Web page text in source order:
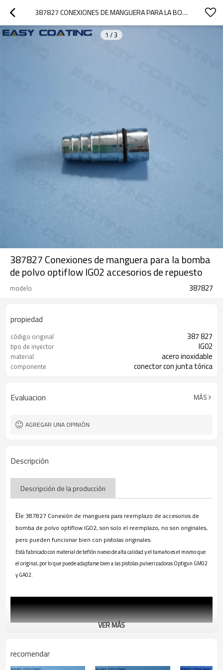
387827 CONEXIONES DE MANGUERA PARA LA BOMBA DE POLVO OPTIFLOW IG02 ACCESORIOS DE REPUESTO
1 /3
387827 Conexiones de manguera para la bomba
de polvo optiflow IG02 accesorios de repuesto
modelo 387827
propiedad
código original 387 827
tipo de inyector IG02
material acero inoxidable
componente conector con junta tórica
Evaluacion MÁS
AGREGAR UNA OPINIÓN
Descripción
Descripción de la producción
Ele 387827 Conexión de manguera para reemplazo de accesorios de
bomba de polvo optiflow IG02, son solo el reemplazo, no son originales,
pero pueden funcionar bien con pistolas originales.
Está fabricado con material de teflón nuevo de alta calidad y el tamaño es el mismo que
el original, por lo que puede adaptarse bien a las pistolas pulverizadoras Optigun GM02
y GA02.
VER MÁS
recomendar